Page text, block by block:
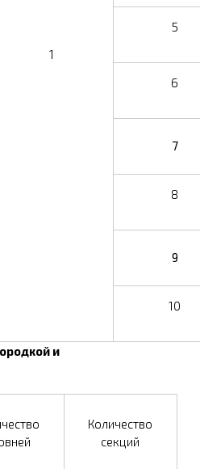
1
5
6
7
8
9
10
и
Количество
секций